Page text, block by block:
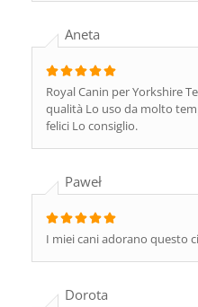
Aneta
Royal Canin per Yorkshire
qualità Lo uso da molto
felici Lo consiglio.
Paweł
I miei cani adorano questo
Dorota